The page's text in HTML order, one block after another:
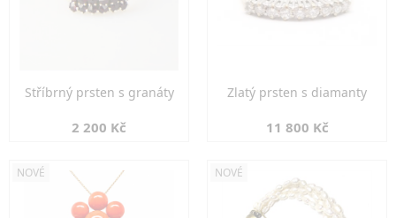
Stříbrný prsten s granáty
2 200 Kč
Zlatý prsten s diamanty
11 800 Kč
NOVÉ NOVÉ